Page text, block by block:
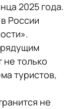
2025 года.
России
только
туристов,
не